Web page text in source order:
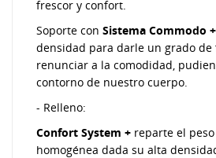
frescor y confort.
Soporte con Sistema Commodo
densidad para darle un grado de
renunciar a la comodidad,
contorno de nuestro cuerpo.
- Relleno:
Confort System + reparte el
homogénea dada su alta